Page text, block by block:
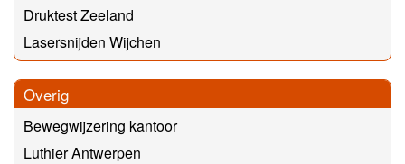
Druktest Zeeland
Lasersnijden Wijchen
Overig
Bewegwijzering kantoor
Luthier Antwerpen